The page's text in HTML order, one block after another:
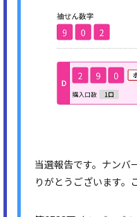
当選報告です。ナンバ
りがとうございます。